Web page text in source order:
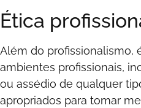
Ética
Além do profissionalismo,
ambientes profissionais,
ou assédio de qualquer
apropriados para tomar